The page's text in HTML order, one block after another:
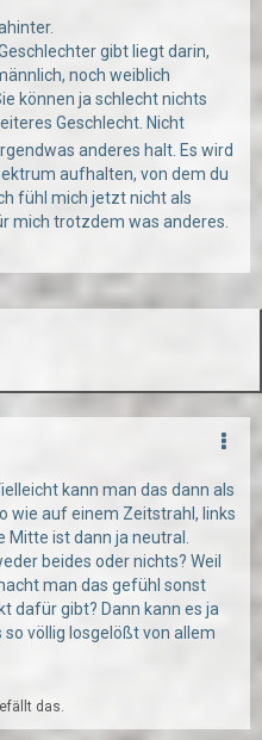
gibt liegt darin,
noch weiblich
können ja schlecht nichts
Geschlecht. Nicht
anderes halt. Es wird
aufhalten, von dem du
fühl mich jetzt nicht als
mich trotzdem was anderes.
kann man das dann als
wie auf einem Zeitstrahl, links
Mitte ist dann ja neutral.
beides oder nichts? Weil
man das gefühl sonst
dafür gibt? Dann kann es ja
so völlig losgelößt von allem
das.